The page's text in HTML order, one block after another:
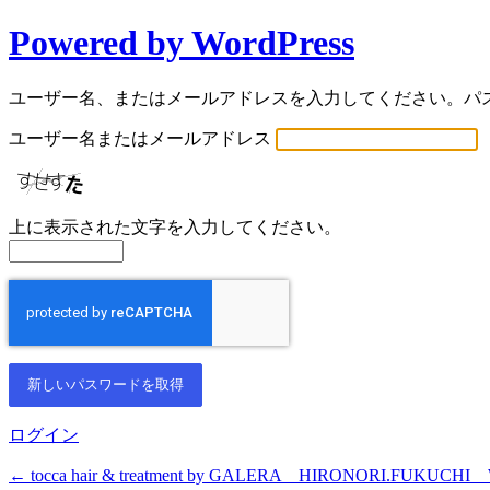
パ
ス
ワ
ー
ド
紛
失
Powered by WordPress
ユーザー名、またはメールアドレスを入力してください。
ユーザー名またはメールアドレス
上に表示された文字を入力してください。
ログイン
← tocca hair & treatment by GALERA HIRONORI.FUKUCHI